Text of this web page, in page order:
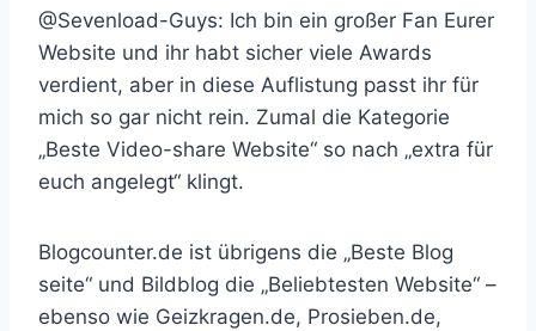
@Sevenload-Guys: Ich bin ein großer Fan Eurer
Website und ihr habt sicher viele Awards
verdient, aber in diese Auflistung passt ihr für
mich so gar nicht rein. Zumal die Kategorie
„Beste Video-share Website“ so nach „extra für
euch angelegt“ klingt.
Blogcounter.de ist übrigens die „Beste Blog
seite“ und Bildblog die „Beliebtesten Website“ –
ebenso wie Geizkragen.de, Prosieben.de,